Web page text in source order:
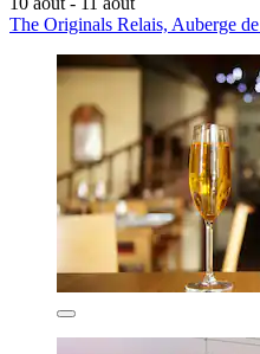
The Originals Relais, Auberge